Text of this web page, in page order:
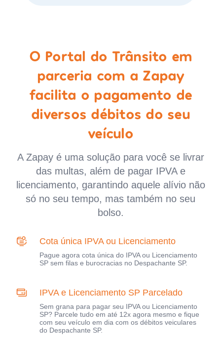
O Portal do Trânsito em
parceria com a Zapay
facilita o pagamento de
diversos débitos do seu
veículo
A Zapay é uma solução para você se livrar
das multas, além de pagar IPVA e
licenciamento, garantindo aquele alívio não
só no seu tempo, mas também no seu
bolso.
Cota única IPVA ou Licenciamento
Pague agora cota única do IPVA ou Licenciamento
SP sem filas e burocracias no Despachante SP.
IPVA e Licenciamento SP Parcelado
Sem grana para pagar seu IPVA ou Licenciamento
SP? Parcele tudo em até 12x agora mesmo e fique
com seu veículo em dia com os débitos veiculares
do Despachante SP.